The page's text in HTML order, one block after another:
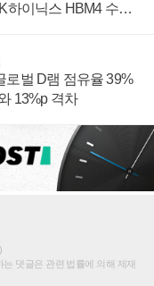
하이닉스 HBM4 수율
로벌 D램 점유율 39%
13%p 격차
댓글은 관련 법률에 의해 제재